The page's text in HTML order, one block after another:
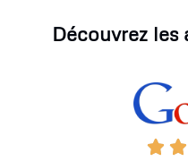
Découvrez les